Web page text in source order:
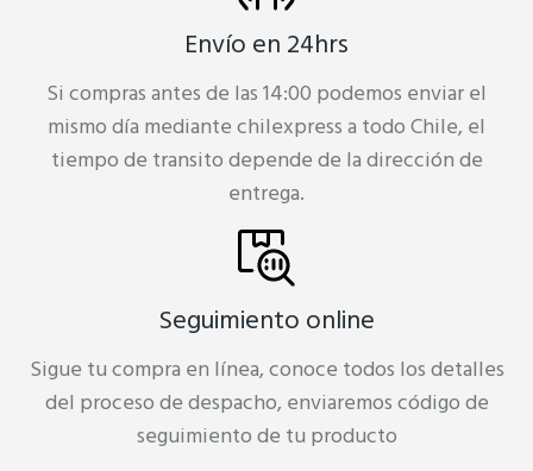
Envío en 24hrs
Si compras antes de las 14:00 podemos enviar el
mismo día mediante chilexpress a todo Chile, el
tiempo de transito depende de la dirección de
entrega.
Seguimiento online
Sigue tu compra en línea, conoce todos los detalles
del proceso de despacho, enviaremos código de
seguimiento de tu producto